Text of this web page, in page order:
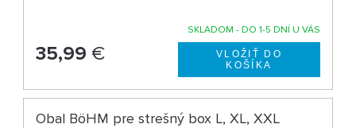
SKLADOM - DO 1-5 DNÍ U VÁS
35,99 €
Obal BöHM pre strešný box L, XL, XXL